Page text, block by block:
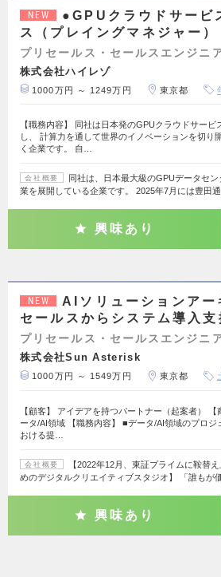
NEW
●GPUクラウドサービ
ス（プレイングマネジャー）
プリセールス・セールスエンジニ
株式会社ハイレゾ
1000万円 ～ 1249万円 東京都
【職務内容】 同社は日本発のGPUクラウドサービ
し、 計算力を通して世界のイノベーションを切り
く企業です。 自…
会社概要
同社は、日本最大級のGPUデータセ
業を展開している企業です。 2025年7月には豊田
興味あり
NEW
AIソリューションアー
セールスからシステム導入支
プリセールス・セールスエンジニ
株式会社Sun Asterisk
1000万円 ～ 1549万円 東京都
【顧客】 アイデアを持つパートナー（起案者） 【
ータ/AI領域 【職務内容】 ■データ/AI領域のプロジ
おける提…
会社概要
【2022年12月、東証プライムに鞍替
めのデジタルクリエイティブスタジオ】 「誰もが
興味あり